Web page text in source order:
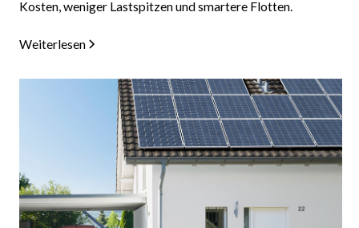
Kosten, weniger Lastspitzen und smartere Flotten.
Weiterlesen